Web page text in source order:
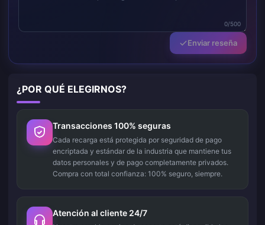
0/500
Enviar reseña
¿POR QUÉ ELEGIRNOS?
Transacciones 100% seguras
Cada recarga está protegida por seguridad de pago
encriptada y estándar de la industria que mantiene tus
datos personales y de pago completamente privados.
Compra con total confianza: 100% seguro, siempre.
Atención al cliente 24/7